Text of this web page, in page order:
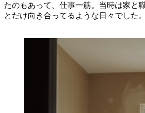
たのもあって、仕事一筋。当時は家と
とだけ向き合ってるような日々でした。